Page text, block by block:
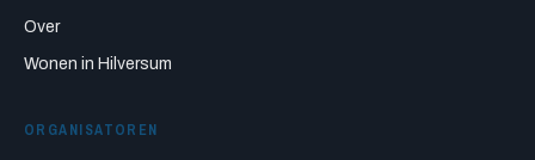
Over
Wonen in Hilversum
ORGANISATOREN